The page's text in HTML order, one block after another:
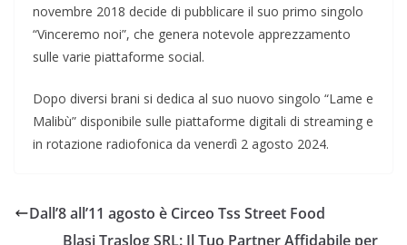
novembre 2018 decide di pubblicare il suo primo singolo
“Vinceremo noi”, che genera notevole apprezzamento
sulle varie piattaforme social.
Dopo diversi brani si dedica al suo nuovo singolo “Lame e
Malibù” disponibile sulle piattaforme digitali di streaming e
in rotazione radiofonica da venerdì 2 agosto 2024.
Dall’8 all’11 agosto è Circeo Tss Street Food
Blasi Traslog SRL: Il Tuo Partner Affidabile per